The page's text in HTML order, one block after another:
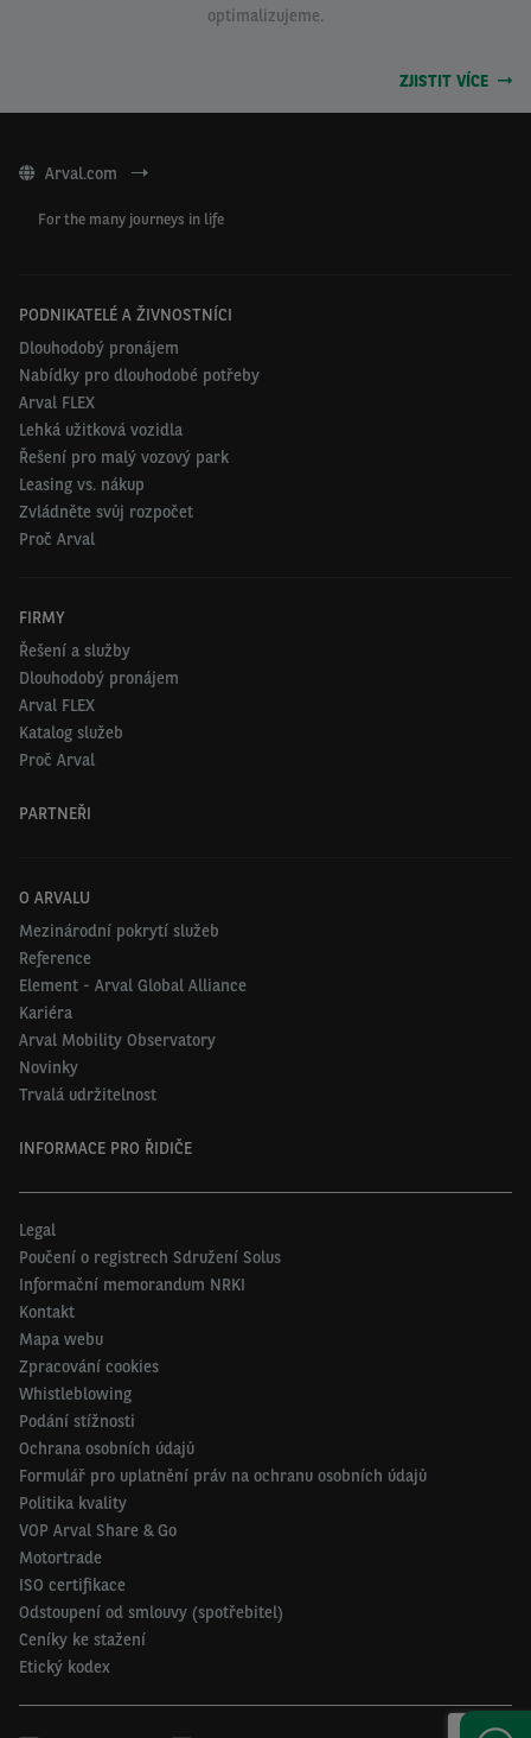
optimalizujeme.
ZJISTIT VÍCE
Arval.com
For the many journeys in life
PODNIKATELÉ A ŽIVNOSTNÍCI
Dlouhodobý pronájem
Nabídky pro dlouhodobé potřeby
Arval FLEX
Lehká užitková vozidla
Řešení pro malý vozový park
Leasing vs. nákup
Zvládněte svůj rozpočet
Proč Arval
FIRMY
Řešení a služby
Dlouhodobý pronájem
Arval FLEX
Katalog služeb
Proč Arval
PARTNEŘI
O ARVALU
Mezinárodní pokrytí služeb
Reference
Element - Arval Global Alliance
Kariéra
Arval Mobility Observatory
Novinky
Trvalá udržitelnost
INFORMACE PRO ŘIDIČE
Legal
Poučení o registrech Sdružení Solus
Informační memorandum NRKI
Kontakt
Mapa webu
Zpracování cookies
Whistleblowing
Podání stížnosti
Ochrana osobních údajů
Formulář pro uplatnění práv na ochranu osobních údajů
Politika kvality
VOP Arval Share & Go
Motortrade
ISO certifikace
Odstoupení od smlouvy (spotřebitel)
Ceníky ke stažení
Etický kodex